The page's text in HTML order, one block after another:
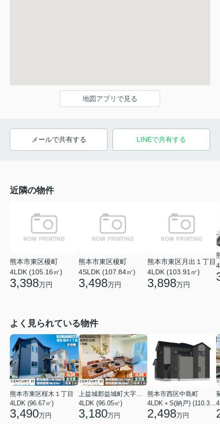
地図アプリで見る
メールで共有する LINEで共有する
近隣の物件
熊本市東区榎町
4LDK (105.16㎡)
3,398万円
熊本市東区榎町
4SLDK (107.84㎡)
3,498万円
熊本市東区月出１丁目
4LDK (103.91㎡)
3,898万円
よく見られている物件
熊本市東区桜木１丁目
4LDK (96.67㎡)
3,490万円
上益城郡益城町大字広崎
4LDK (96.05㎡)
3,180万円
熊本市西区中島町
4LDK＋S(納戸) (110.37㎡)
2,498万円